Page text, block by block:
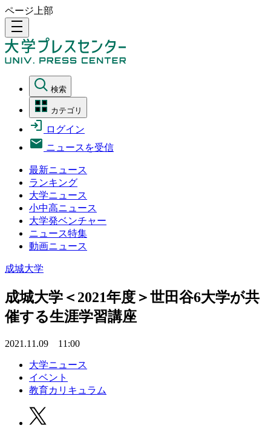
ページ上部
density_medium
検索
カテゴリ
ログイン
ニュースを受信
最新ニュース
ランキング
大学ニュース
小中高ニュース
大学発ベンチャー
ニュース特集
動画ニュース
成城大学
成城大学＜2021年度＞世田谷6大学が共
催する生涯学習講座
2021.11.09 11:00
大学ニュース
イベント
教育カリキュラム